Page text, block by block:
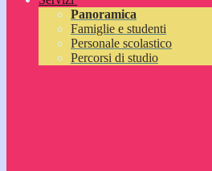
Panoramica
Famiglie e studenti
Personale scolastico
Percorsi di studio